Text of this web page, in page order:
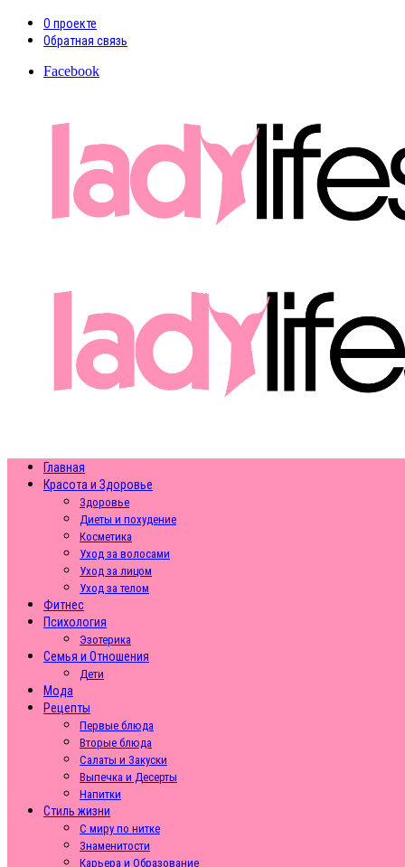
О проекте
Обратная связь
Facebook
Главная
Красота и Здоровье
Здоровье
Диеты и похудение
Косметика
Уход за волосами
Уход за лицом
Уход за телом
Фитнес
Психология
Эзотерика
Семья и Отношения
Дети
Мода
Рецепты
Первые блюда
Вторые блюда
Салаты и Закуски
Выпечка и Десерты
Напитки
Стиль жизни
С миру по нитке
Знаменитости
Карьера и Образование